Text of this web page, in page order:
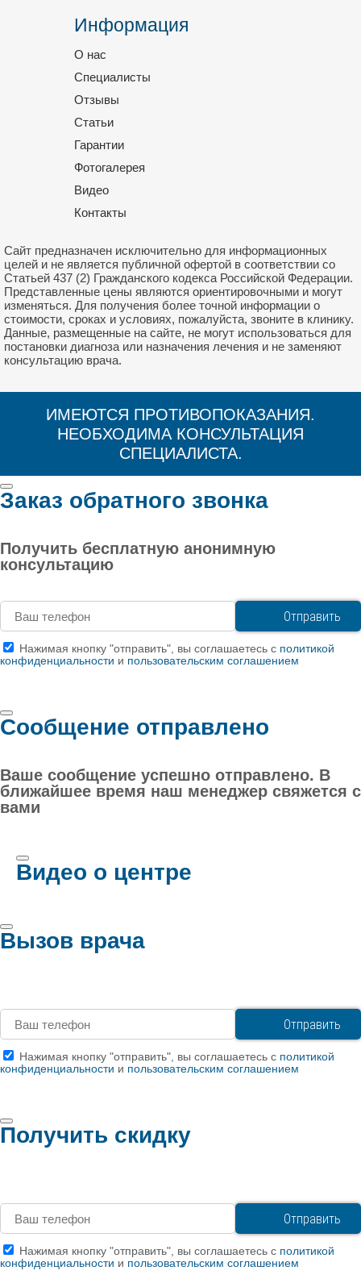
Информация
О нас
Специалисты
Отзывы
Статьи
Гарантии
Фотогалерея
Видео
Контакты
Сайт предназначен исключительно для информационных
целей и не является публичной офертой в соответствии со
Статьей 437 (2) Гражданского кодекса Российской Федерации.
Представленные цены являются ориентировочными и могут
изменяться. Для получения более точной информации о
стоимости, сроках и условиях, пожалуйста, звоните в клинику.
Данные, размещенные на сайте, не могут использоваться для
постановки диагноза или назначения лечения и не заменяют
консультацию врача.
ИМЕЮТСЯ ПРОТИВОПОКАЗАНИЯ.
НЕОБХОДИМА КОНСУЛЬТАЦИЯ
СПЕЦИАЛИСТА.
Заказ обратного звонка
Получить бесплатную анонимную
консультацию
Нажимая кнопку "отправить", вы соглашаетесь с политикой
конфиденциальности и пользовательским соглашением
Сообщение отправлено
Ваше сообщение успешно отправлено. В
ближайшее время наш менеджер свяжется с
вами
Видео о центре
Вызов врача
Нажимая кнопку "отправить", вы соглашаетесь с политикой
конфиденциальности и пользовательским соглашением
Получить скидку
Нажимая кнопку "отправить", вы соглашаетесь с политикой
конфиденциальности и пользовательским соглашением